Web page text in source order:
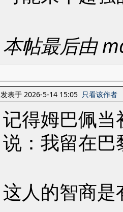
本帖最后由
发表于 2026-5-14 15:05 只看该作者
记得姆巴佩
说：我留在
这人的智商是